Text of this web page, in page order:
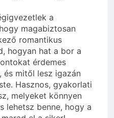
a
magabiztosan
romantikus
hogyan hat a bor a
érdemes
és mitől lesz igazán
Hasznos, gyakorlati
melyeket könnyen
lehetsz benne, hogy a